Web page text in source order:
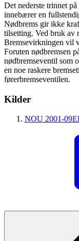
Det nederste trinnet
innebærer en
Nødbrems gir ikke
tilsetting. Ved bruk av
Bremsevirkningen vil
Foruten nødbremsen
nødbremseventil som
en noe raskere
førerbremseventilen.
Kilder
NOU 2001-09